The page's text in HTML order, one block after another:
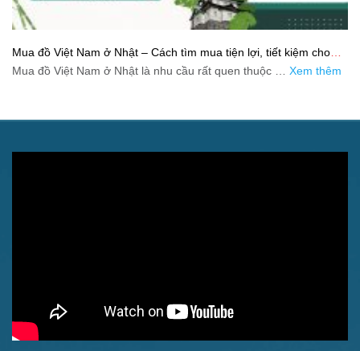
Mua đồ Việt Nam ở Nhật – Cách tìm mua tiện lợi, tiết kiệm cho
người xa quê
Mua đồ Việt Nam ở Nhật là nhu cầu rất quen thuộc … Xem thêm